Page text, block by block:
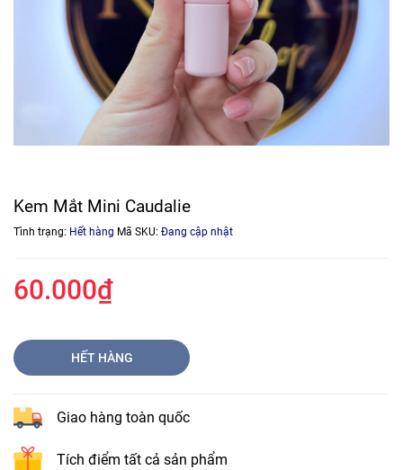
Kem Mắt Mini Caudalie
Tình trạng: Hết hàng Mã SKU: Đang cập nhật
60.000₫
HẾT HÀNG
Giao hàng toàn quốc
Tích điểm tất cả sản phẩm